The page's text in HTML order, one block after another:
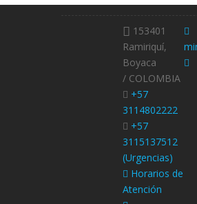
153401
Ramiriquí,
Boyaca
/ COLOMBIA
+57
3114802222
+57
3115137512
(Urgencias)
Horarios de
Atención